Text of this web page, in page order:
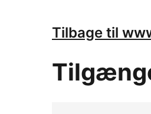
Tilbage til